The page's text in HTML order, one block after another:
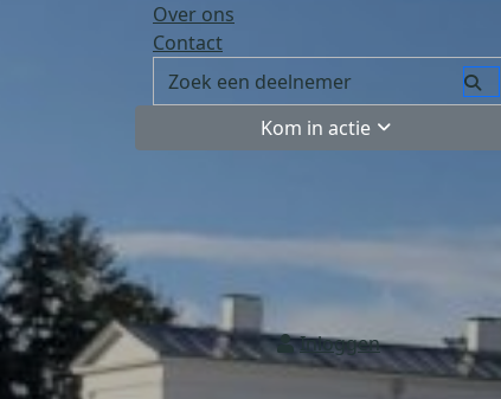
Over ons
Contact
Kom in actie
Inloggen